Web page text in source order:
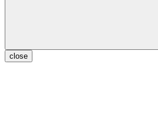
close